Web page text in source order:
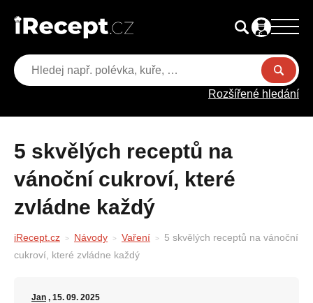
Rozšířené hledání
5 skvělých receptů na
vánoční cukroví, které
zvládne každý
iRecept.cz Návody Vaření
5 skvělých receptů na vánoční
cukroví, které zvládne každý
Jan , 15. 09. 2025